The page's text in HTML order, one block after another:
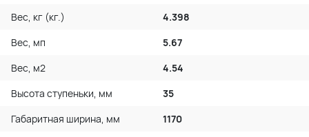
Вес, кг (кг.)
4.398
Вес, мп
5.67
Вес, м2
4.54
Высота ступеньки, мм
35
Габаритная ширина, мм
1170